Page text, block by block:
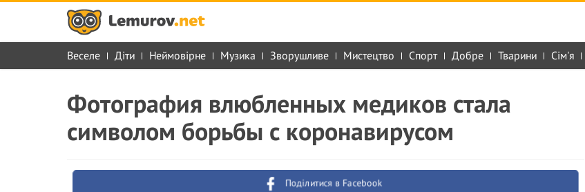
Веселе Діти Неймовірне Музика Зворушливе Мистецтво Спорт Добре Тварини Сім'я
Фотография влюбленных медиков стала
символом борьбы с коронавирусом
Поділитися в Facebook